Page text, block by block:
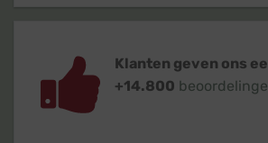
Klanten geven ons
+14.800